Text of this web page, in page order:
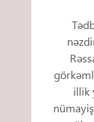
illik